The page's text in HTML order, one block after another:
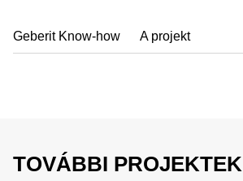
Geberit Know-how A projekt
TOVÁBBI PROJEKTEK